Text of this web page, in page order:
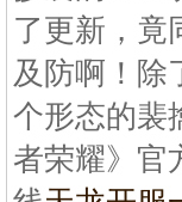
了更新，竟
及防啊！除
个形态的裴
者荣耀》官